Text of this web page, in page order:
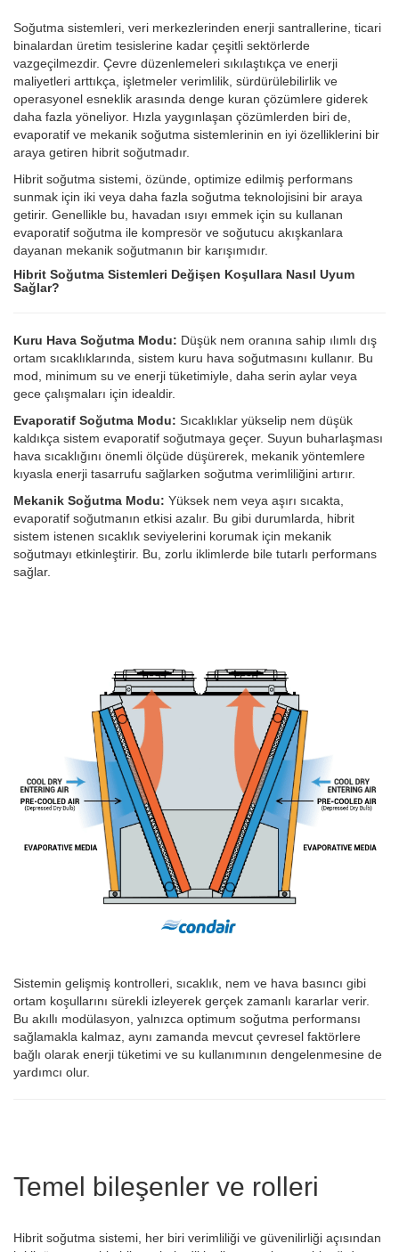
Soğutma sistemleri, veri merkezlerinden enerji santrallerine, ticari
binalardan üretim tesislerine kadar çeşitli sektörlerde
vazgeçilmezdir. Çevre düzenlemeleri sıkılaştıkça ve enerji
maliyetleri arttıkça, işletmeler verimlilik, sürdürülebilirlik ve
operasyonel esneklik arasında denge kuran çözümlere giderek
daha fazla yöneliyor. Hızla yaygınlaşan çözümlerden biri de,
evaporatif ve mekanik soğutma sistemlerinin en iyi özelliklerini bir
araya getiren hibrit soğutmadır.
Hibrit soğutma sistemi, özünde, optimize edilmiş performans
sunmak için iki veya daha fazla soğutma teknolojisini bir araya
getirir. Genellikle bu, havadan ısıyı emmek için su kullanan
evaporatif soğutma ile kompresör ve soğutucu akışkanlara
dayanan mekanik soğutmanın bir karışımıdır.
Hibrit Soğutma Sistemleri Değişen Koşullara Nasıl Uyum
Sağlar?
Kuru Hava Soğutma Modu: Düşük nem oranına sahip ılımlı dış
ortam sıcaklıklarında, sistem kuru hava soğutmasını kullanır. Bu
mod, minimum su ve enerji tüketimiyle, daha serin aylar veya
gece çalışmaları için idealdir.
Evaporatif Soğutma Modu: Sıcaklıklar yükselip nem düşük
kaldıkça sistem evaporatif soğutmaya geçer. Suyun buharlaşması
hava sıcaklığını önemli ölçüde düşürerek, mekanik yöntemlere
kıyasla enerji tasarrufu sağlarken soğutma verimliliğini artırır.
Mekanik Soğutma Modu: Yüksek nem veya aşırı sıcakta,
evaporatif soğutmanın etkisi azalır. Bu gibi durumlarda, hibrit
sistem istenen sıcaklık seviyelerini korumak için mekanik
soğutmayı etkinleştirir. Bu, zorlu iklimlerde bile tutarlı performans
sağlar.
Sistemin gelişmiş kontrolleri, sıcaklık, nem ve hava basıncı gibi
ortam koşullarını sürekli izleyerek gerçek zamanlı kararlar verir.
Bu akıllı modülasyon, yalnızca optimum soğutma performansı
sağlamakla kalmaz, aynı zamanda mevcut çevresel faktörlere
bağlı olarak enerji tüketimi ve su kullanımının dengelenmesine de
yardımcı olur.
Temel bileşenler ve rolleri
Hibrit soğutma sistemi, her biri verimliliği ve güvenilirliği açısından